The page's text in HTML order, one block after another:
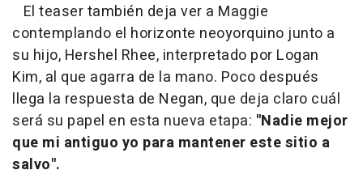
El teaser también deja ver a Maggie
contemplando el horizonte neoyorquino junto a
su hijo, Hershel Rhee, interpretado por Logan
Kim, al que agarra de la mano. Poco después
llega la respuesta de Negan, que deja claro cuál
será su papel en esta nueva etapa: "Nadie mejor
que mi antiguo yo para mantener este sitio a
salvo".